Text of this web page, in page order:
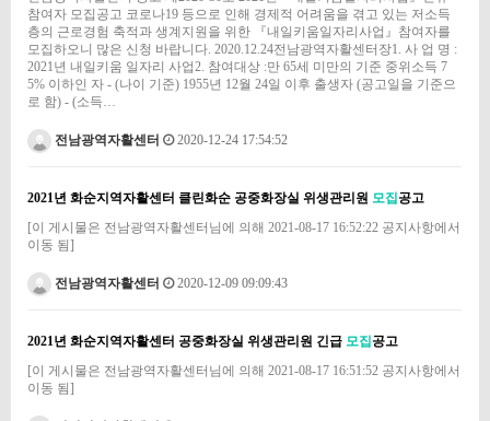
참여자 모집공고 코로나19 등으로 인해 경제적 어려움을 겪고 있는 저소득
층의 근로경험 축적과 생계지원을 위한 『내일키움일자리사업』참여자를
모집하오니 많은 신청 바랍니다. 2020.12.24전남광역자활센터장1. 사 업 명 :
2021년 내일키움 일자리 사업2. 참여대상 :만 65세 미만의 기준 중위소득 7
5% 이하인 자 - (나이 기준) 1955년 12월 24일 이후 출생자 (공고일을 기준으
로 함) - (소득…
전남광역자활센터 2020-12-24 17:54:52
2021년 화순지역자활센터 클린화순 공중화장실 위생관리원 모집공고
[이 게시물은 전남광역자활센터님에 의해 2021-08-17 16:52:22 공지사항에서
이동 됨]
전남광역자활센터 2020-12-09 09:09:43
2021년 화순지역자활센터 공중화장실 위생관리원 긴급 모집공고
[이 게시물은 전남광역자활센터님에 의해 2021-08-17 16:51:52 공지사항에서
이동 됨]